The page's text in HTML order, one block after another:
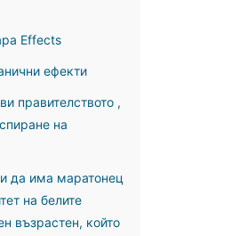
Effects
ефекти
правителството ,
на
да има маратонец
на белите
възрастен, който